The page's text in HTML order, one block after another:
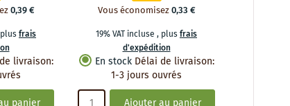
0,39 €
plusfrais
livraison:
Vous économisez0,33 €
19% VAT incluse , plusfrais
d'expédition
En stock Délai de livraison:
1-3 jours ouvrés